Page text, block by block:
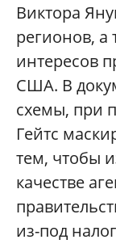
Виктора
регионов, а
интересов
США. В
схемы, при
Гейтс
тем, чтобы
качестве
из-под